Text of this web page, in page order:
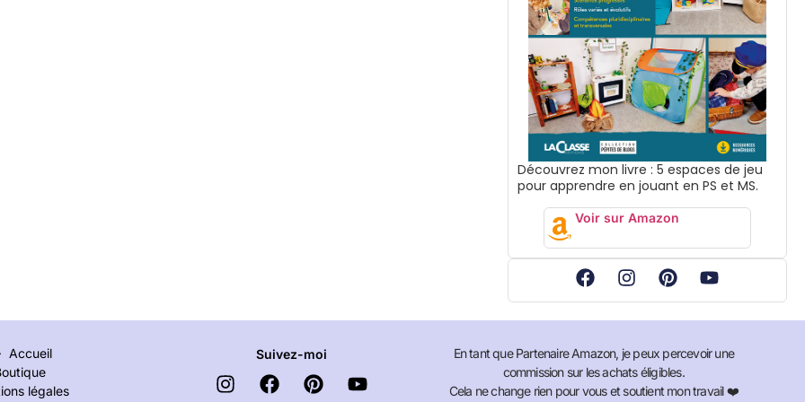
Découvrez mon livre : 5 espaces de jeu
pour apprendre en jouant en PS et MS.
Voir sur Amazon
Accueil
légales
Suivez-moi
En tant que Partenaire Amazon, je peux percevoir une
commission sur les achats éligibles.
Cela ne change rien pour vous et soutient mon travail ❤️